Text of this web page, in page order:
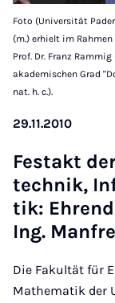
Foto (Universität
(m.) erhielt im
Prof. Dr. Franz
akademischen Grad
nat. h. c.).
29.11.2010
Fes­t­akt
tech­nik,
tik:
Ing.
Die Fakultät für
Mathematik der